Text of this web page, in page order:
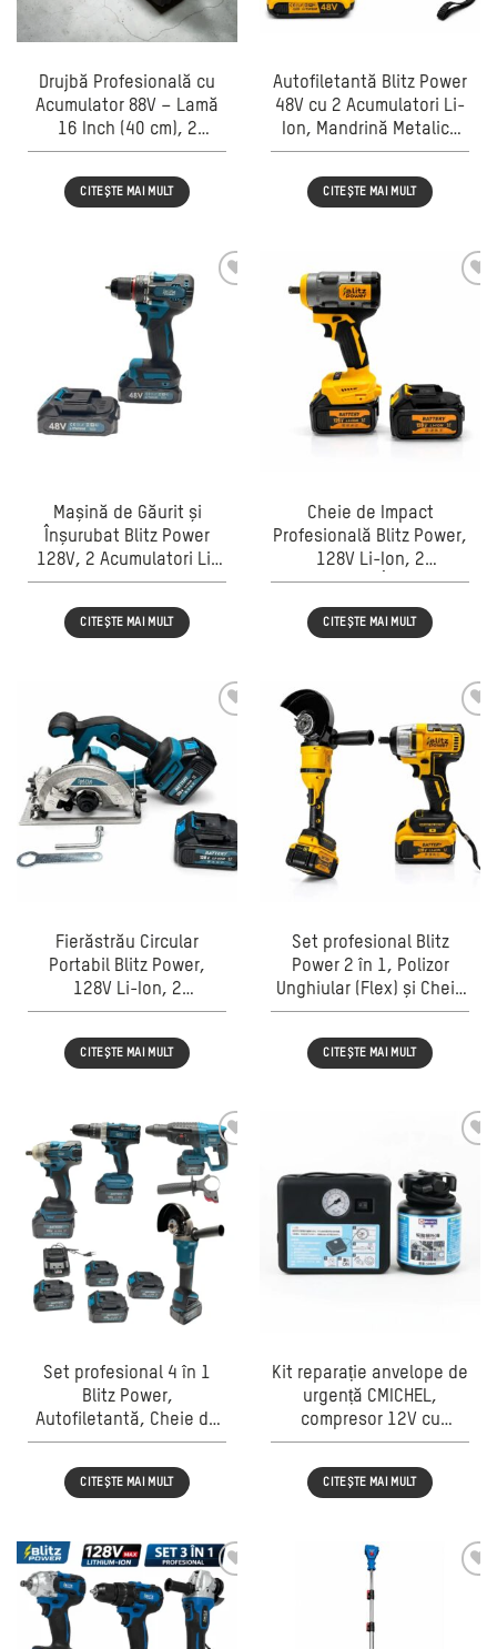
Drujbă Profesională cu
Acumulator 88V – Lamă
16 Inch (40 cm), 2
Acumulatori Incluși
CITEȘTE MAI MULT
Autofiletantă Blitz Power
48V cu 2 Acumulatori Li-
Ion, Mandrină Metalică
10 mm, 25+1 Trepte
Cuplu, Set 24 Accesorii,
Încărcător și Valiză
CITEȘTE MAI MULT
Mașină de Găurit și
Înșurubat Blitz Power
128V, 2 Acumulatori Li-
Ion, 25+1 Trepte Cuplu,
Set 28 Accesorii,
Mandrină metalica,
CITEȘTE MAI MULT
Cheie de Impact
Profesională Blitz Power,
128V Li-Ion, 2
Acumulatori, Încărcător
Inclus, Set Tubulare
marimea 22, Cuplu
CITEȘTE MAI MULT
Fierăstrău Circular
Portabil Blitz Power,
128V Li-Ion, 2
Acumulatori, Adâncime
Reglabilă, Tăiere Lemn și
PAL, Design Compact,
CITEȘTE MAI MULT
Set profesional Blitz
Power 2 în 1, Polizor
Unghiular (Flex) și Cheie
de Impact, 128V Li-Ion,
Acumulator inclus,
Încărcător rapid
CITEȘTE MAI MULT
Set profesional 4 în 1
Blitz Power,
Autofiletantă, Cheie de
impact, Polizor unghiular
și Ciocan rotopercutor,
128V Li-Ion, 5
CITEȘTE MAI MULT
Kit reparație anvelope de
urgență CMICHEL,
compresor 12V cu
manometru, lichid
etanșare 500 ml, geantă
transport inclusă, pentru
CITEȘTE MAI MULT